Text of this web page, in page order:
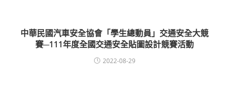
中華民國汽車安全協會「學生總動員」交通安全大競
賽─111年度全國交通安全貼圖設計競賽活動
2022-08-29